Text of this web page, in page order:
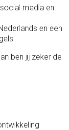
media en
en een
ben jij zeker de